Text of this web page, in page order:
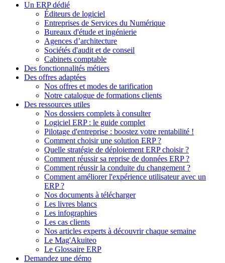
Un ERP dédié
Éditeurs de logiciel
Entreprises de Services du Numérique
Bureaux d'étude et ingénierie
Agences d’architecture
Sociétés d'audit et de conseil
Cabinets comptable
Des fonctionnalités métiers
Des offres adaptées
Nos offres et modes de tarification
Notre catalogue de formations clients
Des ressources utiles
Nos dossiers complets à consulter
Logiciel ERP : le guide complet
Pilotage d'entreprise : boostez votre rentabilité !
Comment choisir une solution ERP ?
Quelle stratégie de déploiement ERP choisir ?
Comment réussir sa reprise de données ERP ?
Comment réussir la conduite du changement ?
Comment améliorer l'expérience utilisateur avec un
ERP ?
Nos documents à télécharger
Les livres blancs
Les infographies
Les cas clients
Nos articles experts à découvrir chaque semaine
Le Mag'Akuiteo
Le Glossaire ERP
Demandez une démo